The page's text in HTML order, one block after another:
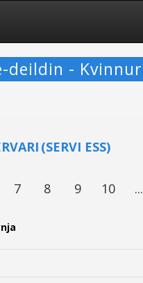
deildin - Kvinnur
(SERVI ESS)
7 8 9 10 ...